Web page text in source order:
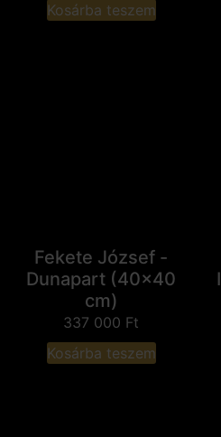
Kosárba teszem
Fekete József -
Dunapart (40x40
cm)
337 000 Ft
Kosárba teszem